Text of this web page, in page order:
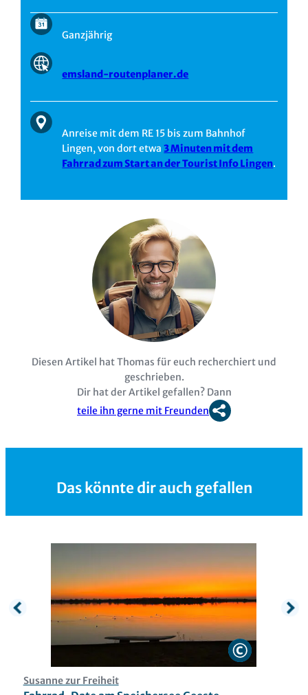
Ganzjährig
emsland-routenplaner.de
Anreise mit dem RE 15 bis zum Bahnhof
Lingen, von dort etwa3 Minuten mit dem
Fahrrad zum Start an der Tourist Info Lingen.
Diesen Artikel hat Thomas für euch recherchiert und
geschrieben.
Dir hat der Artikel gefallen? Dann
teile ihn gerne mit Freunden
Das könnte dir auch gefallen
Susanne zur Freiheit